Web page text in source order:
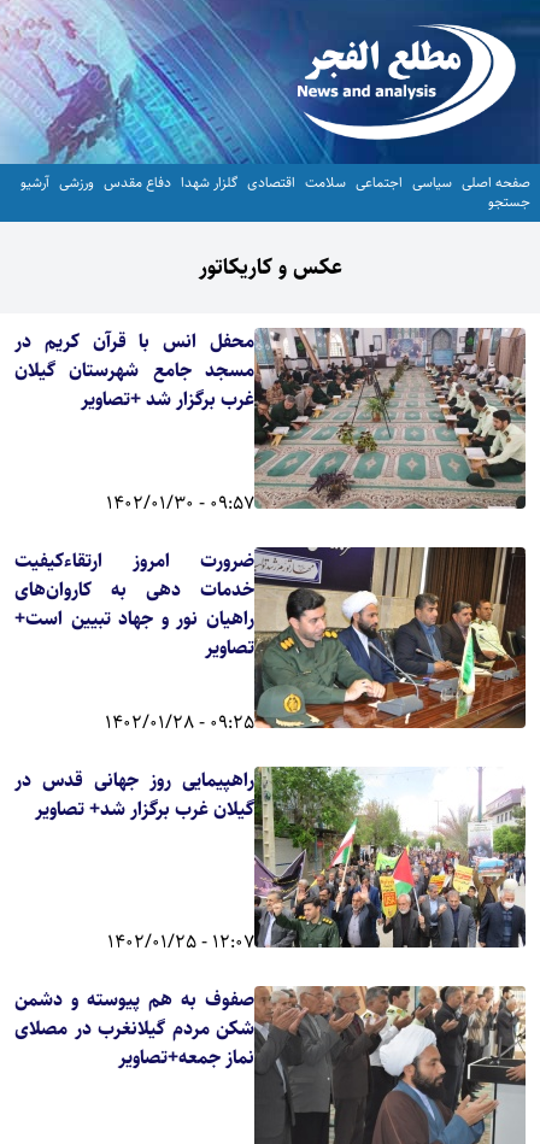
صفحه اصلی سیاسی اجتماعی سلامت اقتصادی گلزار شهدا دفاع مقدس ورزشی آرشیو
جستجو
عکس و کاریکاتور
محفل انس با قرآن کریم در
مسجد جامع شهرستان گیلان
غرب برگزار شد +تصاویر
09:57 - 1402/01/30
ضرورت امروز ارتقاءکیفیت
خدمات دهی به کاروان‌های
راهیان نور و جهاد تبیین است+
تصاویر
09:25 - 1402/01/28
راهپیمایی روز جهانی قدس در
گیلان غرب برگزار شد+ تصاویر
12:07 - 1402/01/25
صفوف به هم پیوسته و دشمن
شکن مردم گیلانغرب در مصلای
نماز جمعه+تصاویر